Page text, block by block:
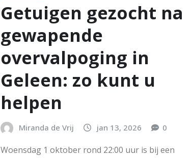
Getuigen gezocht na
gewapende
overvalpoging in
Geleen: zo kunt u
helpen
Miranda de Vrij jan 13, 2026 0
Woensdag 1 oktober rond 22:00 uur is bij een